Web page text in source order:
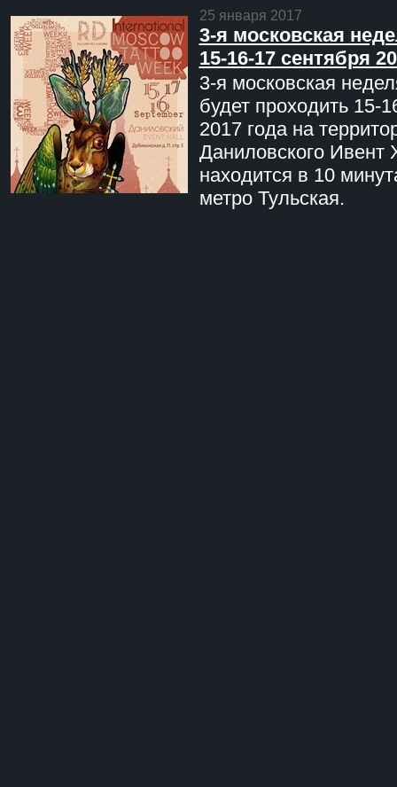
25 января 2017
3-я московская
15-16-17 сентября
3-я московская
будет проходить 15-
2017 года на
Даниловского Ивент
находится в 10
метро Тульская.